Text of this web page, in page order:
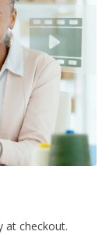
at checkout.